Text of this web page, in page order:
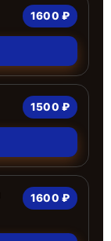
1600 ₽
1500 ₽
1600 ₽